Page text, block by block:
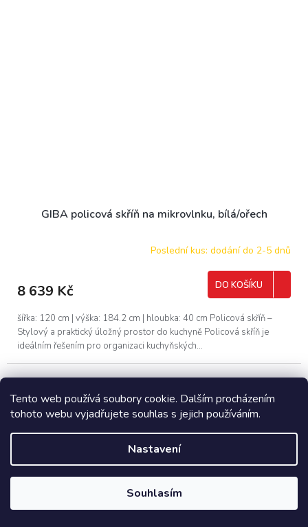
Tento web používá soubory cookie. Dalším procházením
tohoto webu vyjadřujete souhlas s jejich používáním.
Nastavení
Souhlasím
GIBA policová skříň na mikrovlnku, bílá/ořech
Poslední kus: dodání do 2-5 dnů
8 639 Kč DO KOŠÍKU
šířka: 120 cm | výška: 184.2 cm | hloubka: 40 cm Policová skříň –
Stylový a praktický úložný prostor do kuchyně Policová skříň je
ideálním řešením pro organizaci kuchyňských...